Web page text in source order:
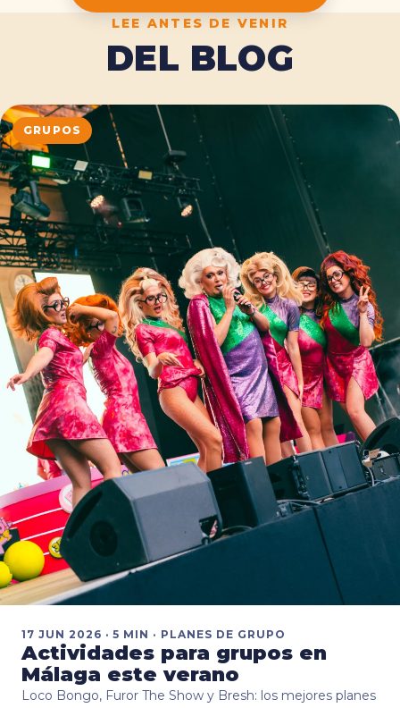
LEE ANTES DE VENIR
DEL BLOG
GRUPOS
17 JUN 2026 · 5 MIN · PLANES DE GRUPO
Actividades para grupos en
Málaga este verano
Loco Bongo, Furor The Show y Bresh: los mejores planes